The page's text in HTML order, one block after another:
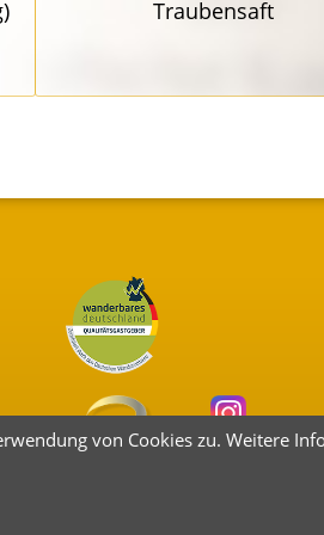
Traubensaft
von Cookies zu. Weitere